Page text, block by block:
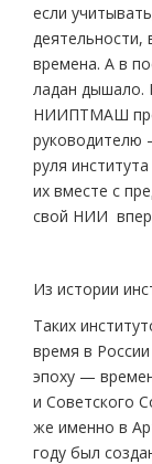
если
деятельности,
времена. А в
ладан дышало.
НИИПТМАШ
руля
их вместе с
свой НИИ
Из истории
Таких
время в
эпоху —
и Советского
же именно в
году был